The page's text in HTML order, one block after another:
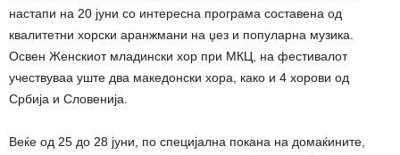
настапи на 20 јуни со интересна програма составена од
квалитетни хорски аранжмани на џез и популарна музика.
Освен Женскиот младински хор при МКЦ, на фестивалот
учествуваа уште два македонски хора, како и 4 хорови од
Србија и Словенија.
Веќе од 25 до 28 јуни, по специјална покана на домаќините,